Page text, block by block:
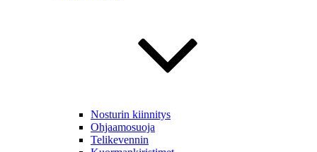
Nosturin kiinnitys
Ohjaamosuoja
Telikevennin